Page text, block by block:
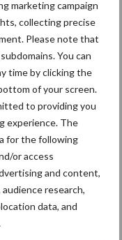
marketing campaign
collecting precise
Please note that
You can
time by clicking the
of your screen.
to providing you
experience. The
for the following
or access
and content,
research,
data, and
de voerefficiëntie
Van onze
AgruniekRijnv
allei
AR viert
vijfjarig
bestaan
met
groot